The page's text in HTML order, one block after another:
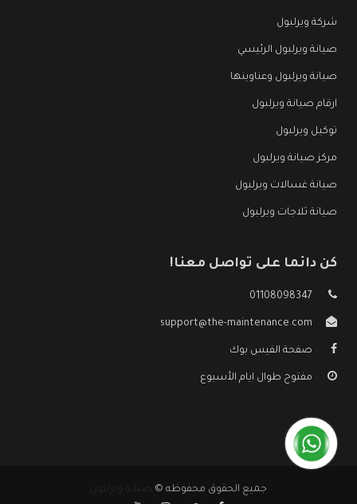
شركة ويرلبول
صيانة ويرلبول الرئيسي
صيانة ويرلبول وعناوينها
ارقام صيانة ويرلبول
توكيل ويرلبول
مركز صيانة ويرلبول
صيانة غسالات ويرلبول
صيانة ثلاجات ويرلبول
كن دائما على تواصل معنا!
01108098347
support@the-maintenance.com
صفحة الفيس بوك
مفتوح طوال ايام الأسبوع
جميع الحقوق محفوظه © صيانة ويرلبول